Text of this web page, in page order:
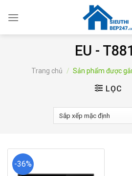
EU -
Trang chủ / Sản phẩm được
LỌC
-36%